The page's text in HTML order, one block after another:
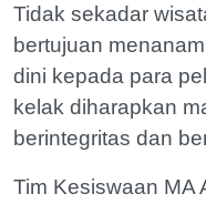
Tidak sekadar
bertujuan
dini kepada para
kelak diharapkan
berintegritas dan
Tim Kesiswaan MA